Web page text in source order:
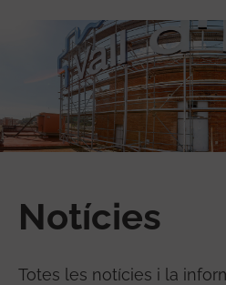
Notícies
Totes les notícies i la